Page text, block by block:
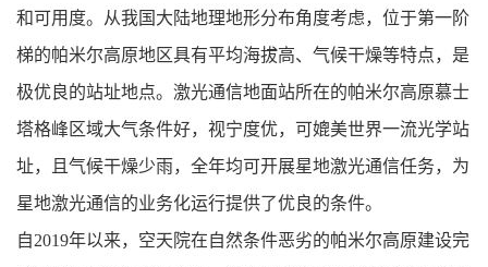
和可用度。从我国大陆地理地形分布角度考虑，位于第一阶
梯的帕米尔高原地区具有平均海拔高、气候干燥等特点，是
极优良的站址地点。激光通信地面站所在的帕米尔高原慕士
塔格峰区域大气条件好，视宁度优，可媲美世界一流光学站
址，且气候干燥少雨，全年均可开展星地激光通信任务，为
星地激光通信的业务化运行提供了优良的条件。
自2019年以来，空天院在自然条件恶劣的帕米尔高原建设完